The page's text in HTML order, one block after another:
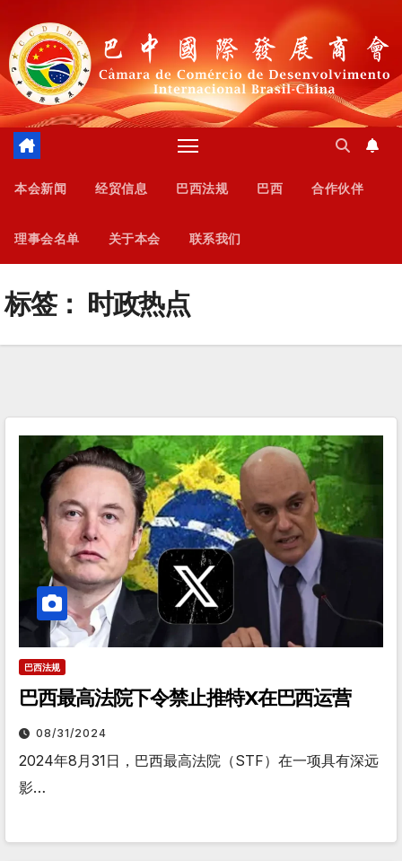
内
本会新闻 经贸信息 巴西法规 巴西 合作伙伴
理事会名单 关于本会 联系我们
标签： 时政热点
巴西法规
巴西最高法院下令禁止推特X在巴西运营
08/31/2024
2024年8月31日，巴西最高法院（STF）在一项具有深远
影…